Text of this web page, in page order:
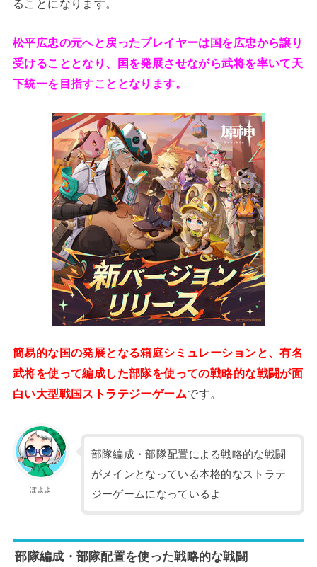
ることになります。
松平広忠の元へと戻ったプレイヤーは国を広忠から譲り
受けることとなり、国を発展させながら武将を率いて天
下統一を目指すこととなります。
簡易的な国の発展となる箱庭シミュレーションと、有名
武将を使って編成した部隊を使っての戦略的な戦闘が面
白い大型戦国ストラテジーゲームです。
ぽよよ
部隊編成・部隊配置による戦略的な戦闘
がメインとなっている本格的なストラテ
ジーゲームになっているよ
部隊編成・部隊配置を使った戦略的な戦闘